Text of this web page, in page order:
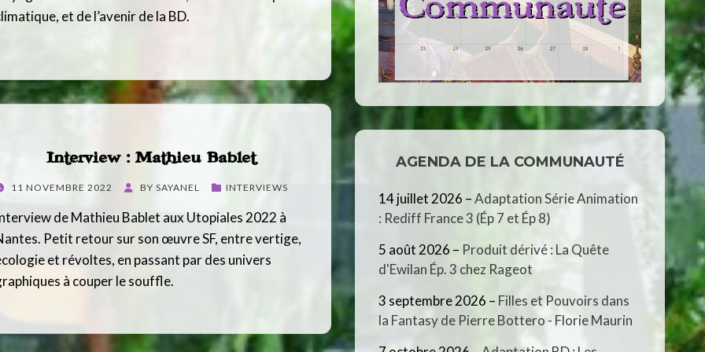
et de l’avenir de la BD.
Interview : Mathieu Bablet
11 NOVEMBRE 2022 BY SAYANEL INTERVIEWS
de Mathieu Bablet aux Utopiales 2022 à
Petit retour sur son œuvre SF, entre vertige,
et révoltes, en passant par des univers
à couper le souffle.
AGENDA DE LA COMMUNAUTÉ
14 juillet 2026 –Adaptation Série Animation
: Rediff France 3 (Ép 7 et Ép 8)
5 août 2026 – Produit dérivé : La Quête
d'Ewilan Ép. 3 chez Rageot
3 septembre 2026 – Filles et Pouvoirs dans
la Fantasy de Pierre Bottero - Florie Maurin